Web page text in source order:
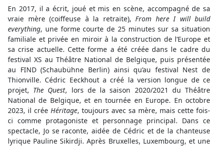
En 2017, il a écrit, joué et mis en scène, accompagné de sa
vraie mère (coiffeuse à la retraite), From here I will build
everything, une forme courte de 25 minutes sur sa situation
familiale et privée en miroir à la construction de l’Europe et
sa crise actuelle. Cette forme a été créée dans le cadre du
festival XS au Théâtre National de Belgique, puis présentée
au FIND (Schaubühne Berlin) ainsi qu’au festival Nest de
Thionville. Cédric Eeckhout a créé la version longue de ce
projet, The Quest, lors de la saison 2020/2021 du Théâtre
National de Belgique, et en tournée en Europe. En octobre
2023, il crée Héritage, toujours avec sa mère, mais cette fois-
ci comme protagoniste et personnage principal. Dans ce
spectacle, Jo se raconte, aidée de Cédric et de la chanteuse
lyrique Pauline Sikirdji. Après Bruxelles, Luxembourg, et une